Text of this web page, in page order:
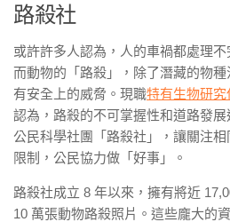
路殺社
或許許多人認為，人的車禍都處理
而動物的「路殺」，除了潛藏的物
有安全上的威脅。現職特有生物研究
認為，路殺的不可掌握性和道路發
公民科學社團「路殺社」，讓關注
限制，公民協力做「好事」。
路殺社成立 8 年以來，擁有將近
10 萬張動物路殺照片。這些龐大的